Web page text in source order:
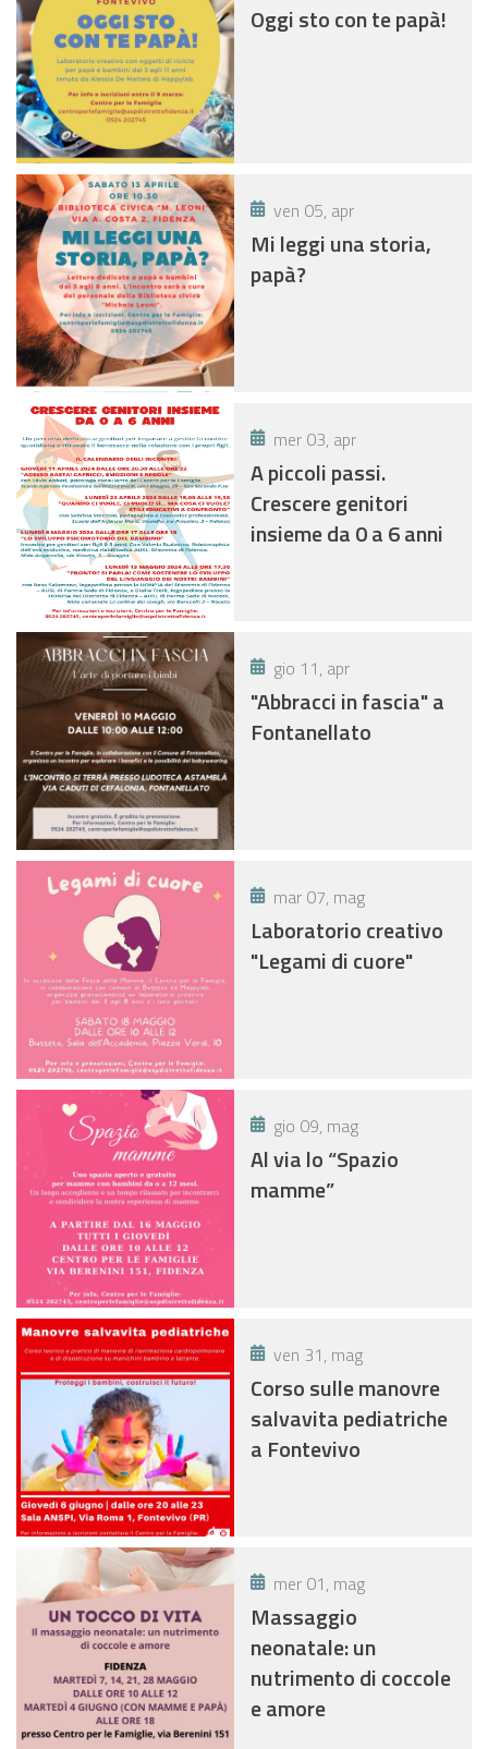
Oggi sto con te papà!
ven 05, apr
Mi leggi una storia,
papà?
mer 03, apr
A piccoli passi.
Crescere genitori
insieme da 0 a 6 anni
gio 11, apr
"Abbracci in fascia" a
Fontanellato
mar 07, mag
Laboratorio creativo
"Legami di cuore"
gio 09, mag
Al via lo “Spazio
mamme”
ven 31, mag
Corso sulle manovre
salvavita pediatriche
a Fontevivo
mer 01, mag
Massaggio
neonatale: un
nutrimento di coccole
e amore